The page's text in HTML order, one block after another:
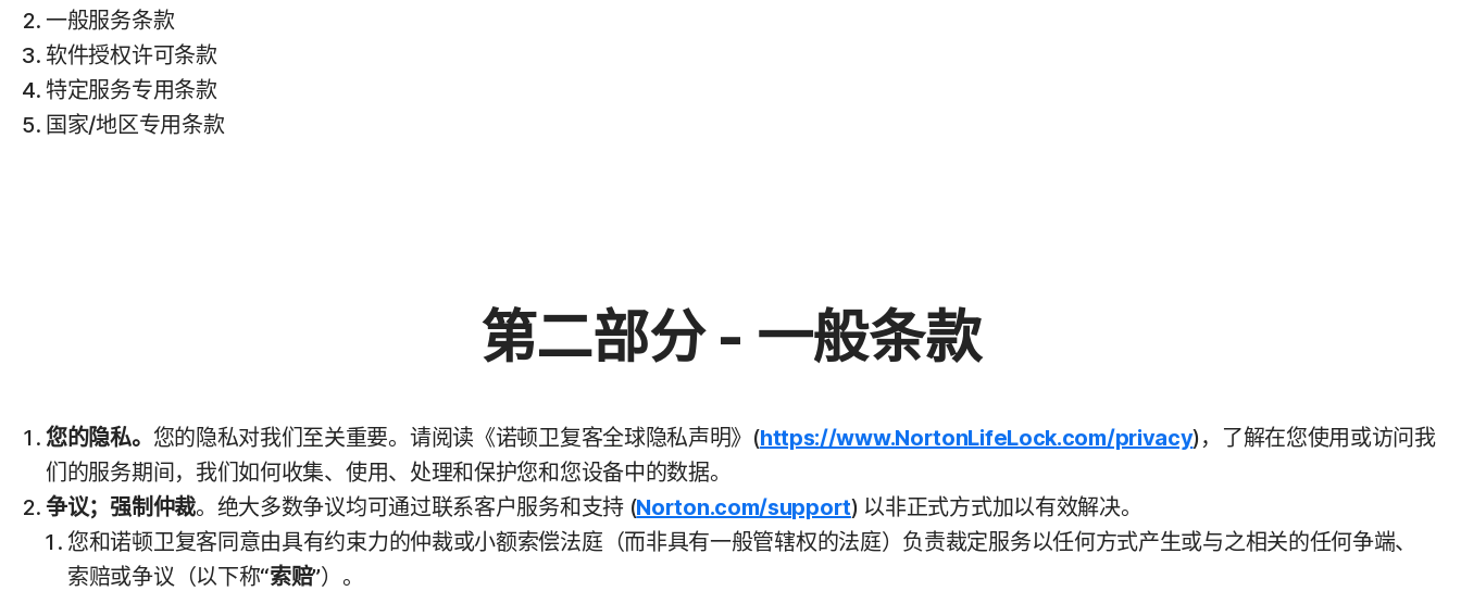
一般服务条款
软件授权许可条款
特定服务专用条款
国家/地区专用条款
第二部分 - 一般条款
您的隐私。 您的隐私对我们至关重要。请阅读《诺顿卫复客全球隐私声明》(https://www.NortonLifeLock.com/privacy)，了解在您使用或访问我
们的服务期间，我们如何收集、使用、处理和保护您和您设备中的数据。
争议；强制仲裁。绝大多数争议均可通过联系客户服务和支持 (Norton.com/support) 以非正式方式加以有效解决。
您和诺顿卫复客同意由具有约束力的仲裁或小额索偿法庭（而非具有一般管辖权的法庭）负责裁定服务以任何方式产生或与之相关的任何争端、
索赔或争议（以下称“索赔”）。